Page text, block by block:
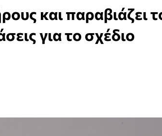
και παραβιάζει
για το σχέδιο